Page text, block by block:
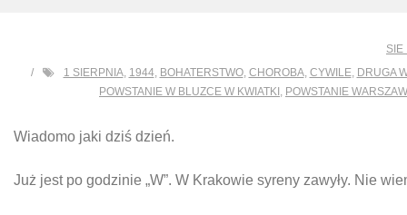
SIE
1 SIERPNIA, 1944, BOHATERSTWO, CHOROBA, CYWILE, DRUGA
POWSTANIE W BLUZCE W KWIATKI , POWSTANIE
Wiadomo jaki dziś dzień.
Już jest po godzinie „W”. W Krakowie syreny zawyły. Nie